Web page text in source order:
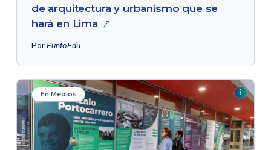
de arquitectura y urbanismo que se
hará en Lima
PorPuntoEdu
En Medios